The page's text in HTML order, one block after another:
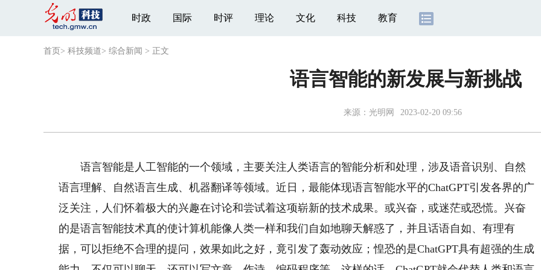
时政 国际 时评 理论 文化 科技 教育
首页 > 科技频道> 综合新闻 > 正文
语言智能的新发展与新挑战
来源： 光明网 2023-02-20 09:56
语言智能是人工智能的一个领域，主要关注人类语言的智能分析和处理，涉及语音识别、自然
语言理解、自然语言生成、机器翻译等领域。近日，最能体现语言智能水平的ChatGPT引发各界的广
泛关注，人们怀着极大的兴趣在讨论和尝试着这项崭新的技术成果。或兴奋，或迷茫或恐慌。兴奋
的是语言智能技术真的使计算机能像人类一样和我们自如地聊天解惑了，并且话语自如、有理有
据，可以拒绝不合理的提问，效果如此之好，竟引发了轰动效应；惶恐的是ChatGPT具有超强的生成